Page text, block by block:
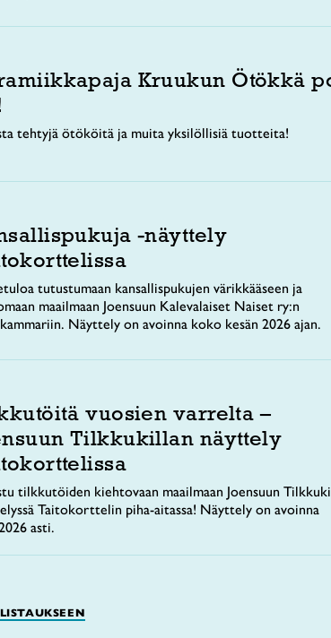
Kruukun Ötökkä
tehtyjä ötököitä ja muita yksilöllisiä tuotteita!
-näyttely
tutustumaan kansallispukujen värikkääseen ja
maailmaan Joensuun Kalevalaiset Naiset ry:n
Näyttely on avoinna koko kesän 2026 ajan.
vuosien varrelta –
Tilkkukillan näyttely
tilkkutöiden kiehtovaan maailmaan Joensuun
Taitokorttelin piha-aitassa! Näyttely on avoinna
asti.